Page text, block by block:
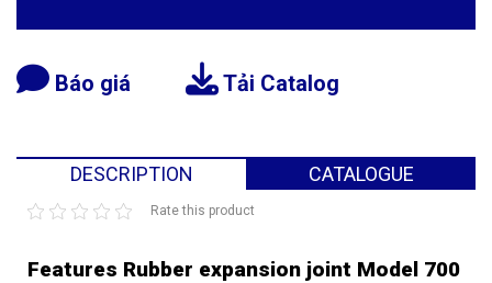
Báo giá Tải Catalog
DESCRIPTION CATALOGUE
Rate this product
Features Rubber expansion joint Model 700